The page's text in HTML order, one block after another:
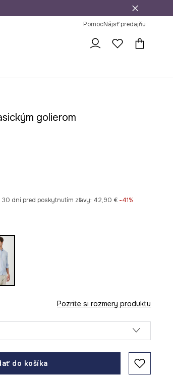
PomocNájsť predajňu
golierom
dní pred poskytnutím zľavy: 42,90 € -41%
Pozrite si rozmery produktu
do košíka